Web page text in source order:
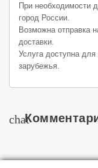
При необходимости
город России.
Возможна отправка
доставки.
Услуга доступна
зарубежья.
chat